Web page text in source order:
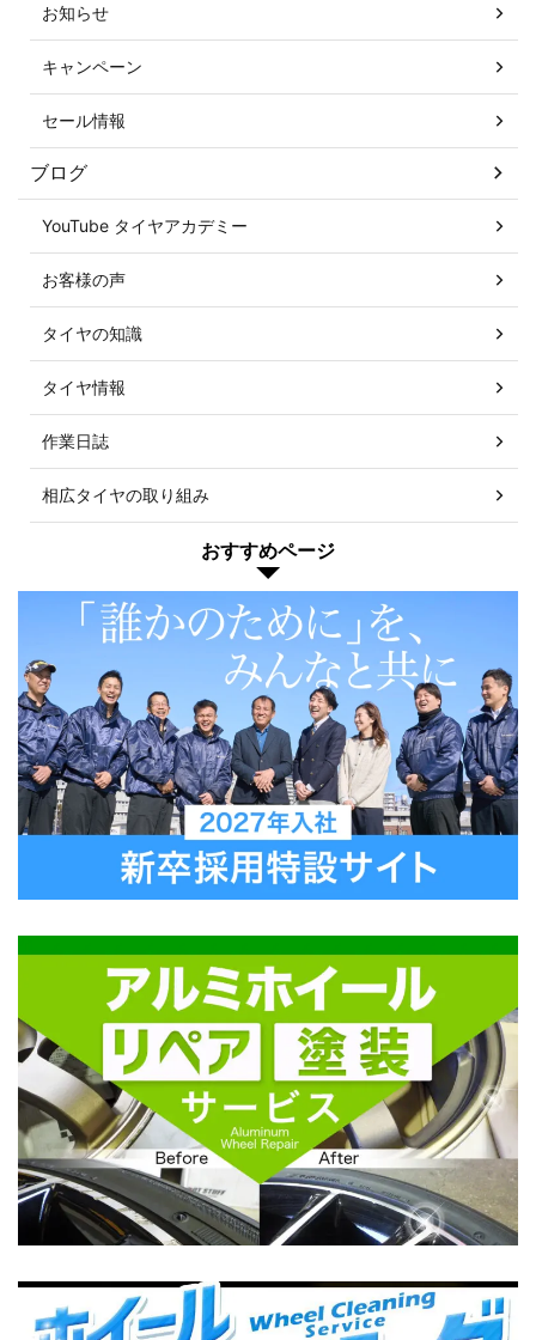
お知らせ
キャンペーン
セール情報
ブログ
YouTube タイヤアカデミー
お客様の声
タイヤの知識
タイヤ情報
作業日誌
相広タイヤの取り組み
おすすめページ